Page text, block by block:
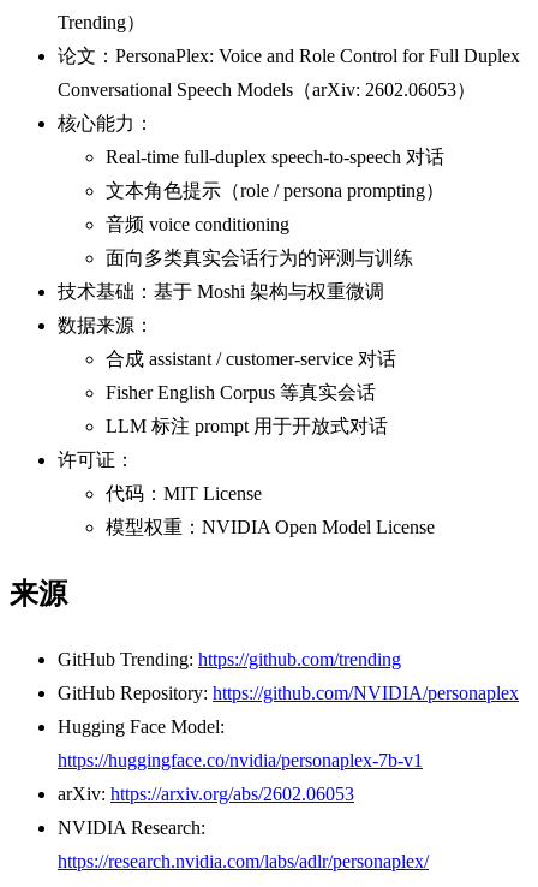
Trending）
论文：PersonaPlex: Voice and Role Control for Full Duplex
Conversational Speech Models（arXiv: 2602.06053）
核心能力：
Real-time full-duplex speech-to-speech 对话
文本角色提示（role / persona prompting）
音频 voice conditioning
面向多类真实会话行为的评测与训练
技术基础：基于 Moshi 架构与权重微调
数据来源：
合成 assistant / customer-service 对话
Fisher English Corpus 等真实会话
LLM 标注 prompt 用于开放式对话
许可证：
代码：MIT License
模型权重：NVIDIA Open Model License
来源
GitHub Trending: https://github.com/trending
GitHub Repository: https://github.com/NVIDIA/personaplex
Hugging Face Model:
https://huggingface.co/nvidia/personaplex-7b-v1
arXiv: https://arxiv.org/abs/2602.06053
NVIDIA Research:
https://research.nvidia.com/labs/adlr/personaplex/